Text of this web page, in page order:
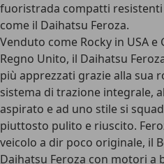
fuoristrada compatti
come il Daihatsu Feroza.
Venduto come Rocky in USA
Regno Unito, il Daihatsu
più apprezzati grazie alla sua
sistema di trazione integrale,
aspirato e ad uno stile si
piuttosto pulito e riuscito.
veicolo a dir poco originale, il
Daihatsu Feroza con motori a